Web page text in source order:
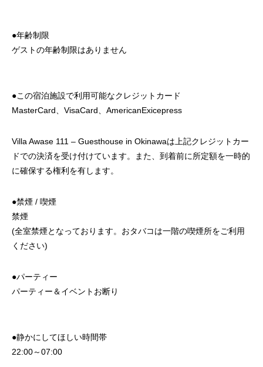
●年齢制限
ゲストの年齢制限はありません
●この宿泊施設で利用可能なクレジットカード
MasterCard、VisaCard、AmericanExicepress
Villa Awase 111 – Guesthouse in Okinawaは上記クレジットカー
ドでの決済を受け付けています。また、到着前に所定額を一時的
に確保する権利を有します。
●禁煙 / 喫煙
禁煙
(全室禁煙となっております。おタバコは一階の喫煙所をご利用
ください)
●パーティー
パーティー＆イベントお断り
●静かにしてほしい時間帯
22:00～07:00